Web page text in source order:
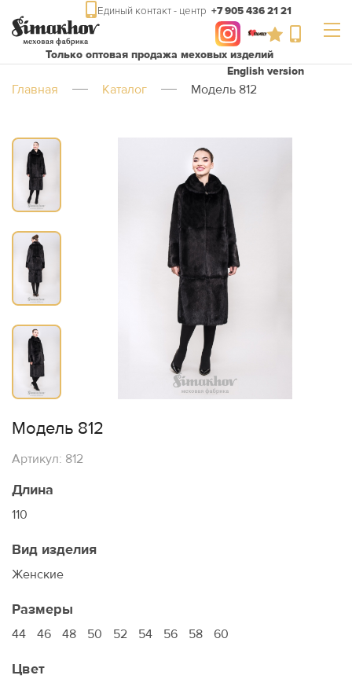
Единый контакт - центр +7 905 436 21 21
Только оптовая продажа меховых изделий
English version
Главная Каталог Модель 812
Модель 812
Артикул: 812
Длина
110
Вид изделия
Женские
Размеры
44 46 48 50 52 54 56 58 60
Цвет